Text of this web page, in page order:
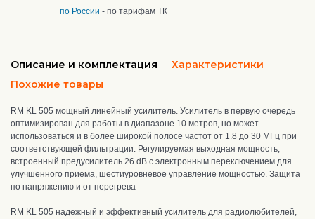
по России - по тарифам ТК
Описание и комплектация
Характеристики
Похожие товары
RM KL 505 мощный линейный усилитель. Усилитель в первую очередь
оптимизирован для работы в диапазоне 10 метров, но может
использоваться и в более широкой полосе частот от 1.8 до 30 МГц при
соответствующей фильтрации. Регулируемая выходная мощность,
встроенный предусилитель 26 dB с электронным переключением для
улучшенного приема, шестиуровневое управление мощностью. Защита
по напряжению и от перегрева
RM KL 505 надежный и эффективный усилитель для радиолюбителей,